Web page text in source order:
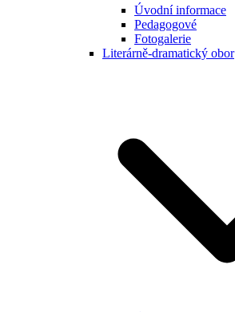
Úvodní informace
Pedagogové
Fotogalerie
Literárně-dramatický obor